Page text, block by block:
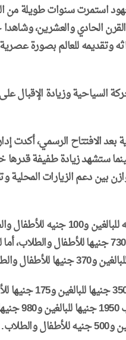
استمرت سنوات طويلة من
الحادي والعشرين،
وتقديمه للعالم بصورة
السياحية وزيادة الإقبال
بعد الافتتاح الرسمي، أكدت
ستشهد زيادة طفيفة
بين دعم الزيارات المحلية
وتبلغ أسعار التذاكر العادية للمصريين 200 جنيه
السن، وللعرب والأجانب 1450 جنيها للبالغين و730 جنيها للأطفال
وتبدأ أسعار الجولات الإرشادية للمصريين من
والطلاب وكبار السن، بينما